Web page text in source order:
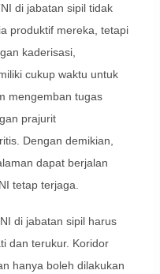
di jabatan sipil tidak
produktif mereka, tetapi
kaderisasi,
cukup waktu untuk
mengemban tugas
prajurit
Dengan demikian,
dapat berjalan
tetap terjaga.
di jabatan sipil harus
dan terukur. Koridor
hanya boleh dilakukan